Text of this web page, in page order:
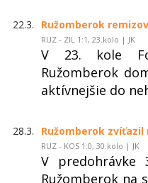
22.3. Ružomberok
RUZ - ZIL 1:1, 23.kolo | JK
V 23. kole
Ružomberok
aktívnejšie do
28.3. Ružomberok zvíťazil
RUZ - KOS 1:0, 30.kolo | JK
V predohrávke
Ružomberok na